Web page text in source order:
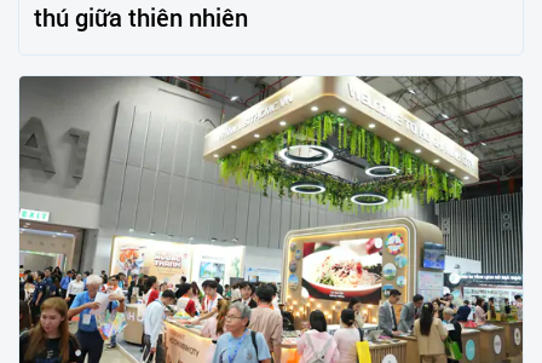
thú giữa thiên nhiên